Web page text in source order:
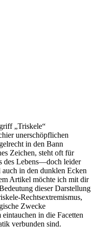
„Triskele“
unerschöpflichen
in den⁢ Bann
Zeichen, steht ⁢oft für
des Lebens—doch leider
in den dunklen Ecken
Artikel ‌möchte ich mit ⁤dir⁣
‌dieser Darstellung
Rechtsextremismus,
Zwecke
in die Facetten
verbunden​ sind.